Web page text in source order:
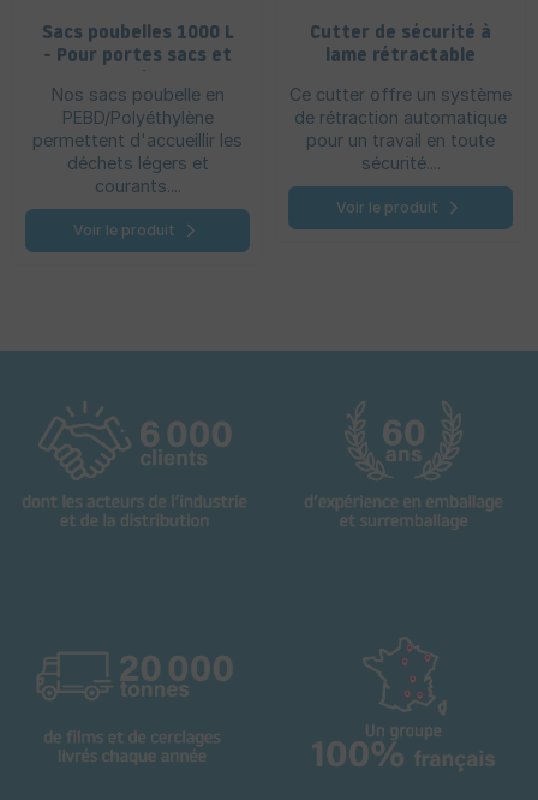
Sacs poubelles 1000 L
- Pour portes sacs et
Nos sacs poubelle en
PEBD/Polyéthylène
permettent d'accueillir les
déchets légers et
courants....
Voir le produit
Cutter de sécurité à
lame rétractable
Ce cutter offre un système
de rétraction automatique
pour un travail en toute
sécurité....
Voir le produit